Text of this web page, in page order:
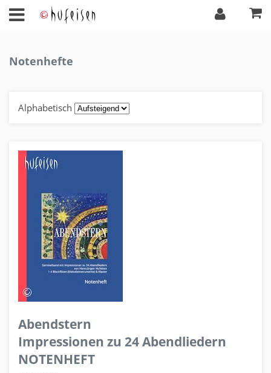
Notenhefte
Alphabetisch
Abendstern
Impressionen zu 24 Abendliedern
NOTENHEFT